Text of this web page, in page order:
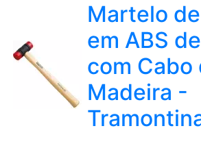
Martelo
em ABS
com Cabo
Madeira -